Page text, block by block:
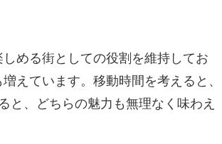
める街としての役割を維持してお
えています。移動時間を考えると、
と、どちらの魅力も無理なく味わえ